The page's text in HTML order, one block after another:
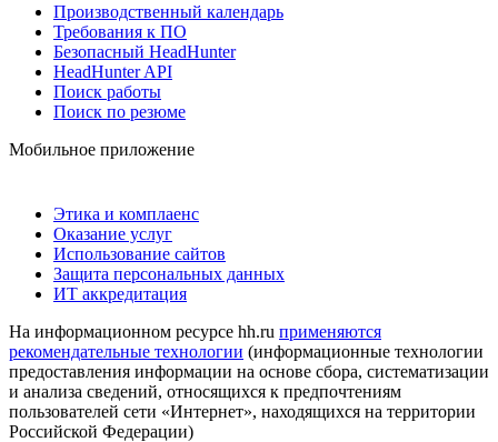
Производственный календарь
Требования к ПО
Безопасный HeadHunter
HeadHunter API
Поиск работы
Поиск по резюме
Мобильное приложение
Этика и комплаенс
Оказание услуг
Использование сайтов
Защита персональных данных
ИТ аккредитация
На информационном ресурсе hh.ru применяются
рекомендательные технологии (информационные технологии
предоставления информации на основе сбора, систематизации
и анализа сведений, относящихся к предпочтениям
пользователей сети «Интернет», находящихся на территории
Российской Федерации)